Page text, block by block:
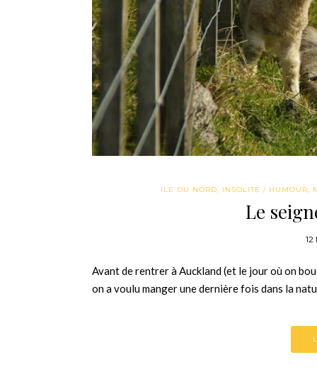
ILE DU NORD, INSOLITE / HUMOUR,
Le
12
Avant de rentrer à Auckland (et le jour où on
on a voulu manger une dernière fois dans la